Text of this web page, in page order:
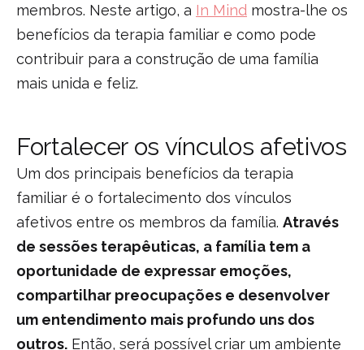
membros. Neste artigo, a In Mind mostra-lhe os
benefícios da terapia familiar e como pode
contribuir para a construção de uma família
mais unida e feliz.
Fortalecer os vínculos afetivos
Um dos principais benefícios da terapia
familiar é o fortalecimento dos vínculos
afetivos entre os membros da família. Através
de sessões terapêuticas, a família tem a
oportunidade de expressar emoções,
compartilhar preocupações e desenvolver
um entendimento mais profundo uns dos
outros. Então, será possível criar um ambiente